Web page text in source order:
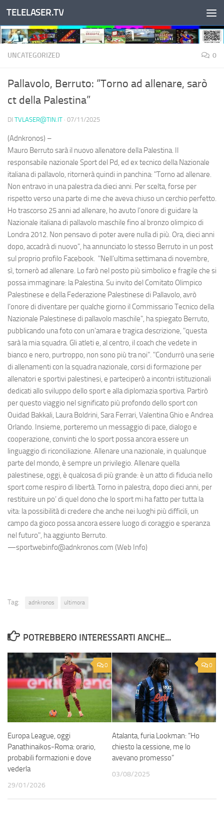
Salta al contenuto
TELELASER.TV
UNCATEGORIZED 0
Pallavolo, Berruto: “Torno ad allenare, sarò
ct della Palestina”
DI TVLASER@TIN.IT · 07/11/2025
(Adnkronos) –
Mauro Berruto sarà il nuovo allenatore della Palestina. Il
responsabile nazionale Sport del Pd, ed ex tecnico della Nazionale
italiana di pallavolo, ritornerà quindi in panchina: "Torno ad allenare.
Non entravo in una palestra da dieci anni. Per scelta, forse per
rispetto verso una parte di me che aveva chiuso un cerchio perfetto.
Ho trascorso 25 anni ad allenare, ho avuto l’onore di guidare la
Nazionale italiana di pallavolo maschile fino al bronzo olimpico di
Londra 2012. Non pensavo di poter avere nulla di più. Ora, dieci anni
dopo, accadrà di nuovo", ha annunciato lo stesso Berruto in un post
sul proprio profilo Facebook. "Nell’ultima settimana di novembre,
sì, tornerò ad allenare. Lo farò nel posto più simbolico e fragile che si
possa immaginare: la Palestina. Su invito del Comitato Olimpico
Palestinese e della Federazione Palestinese di Pallavolo, avrò
l’onore di diventare per qualche giorno il Commissario Tecnico della
Nazionale Palestinese di pallavolo maschile", ha spiegato Berruto,
pubblicando una foto con un'amara e tragica descrizione, "questa
sarà la mia squadra. Gli atleti e, al centro, il coach che vedete in
bianco e nero, purtroppo, non sono più tra noi". "Condurrò una serie
di allenamenti con la squadra nazionale, corsi di formazione per
allenatori e sportivi palestinesi, e parteciperò a incontri istituzionali
dedicati allo sviluppo dello sport e alla diplomazia sportiva. Partirò
per questo viaggio nel significato più profondo dello sport con
Ouidad Bakkali, Laura Boldrini, Sara Ferrari, Valentina Ghio e Andrea
Orlando. Insieme, porteremo un messaggio di pace, dialogo e
cooperazione, convinti che lo sport possa ancora essere un
linguaggio di riconciliazione. Allenare una nazionale, in qualunque
parte del mondo, è sempre un privilegio. Allenare quella
palestinese, oggi, è qualcosa di più grande: è un atto di fiducia nello
sport come respiro di libertà. Torno in palestra, dopo dieci anni, per
restituire un po’ di quel dono che lo sport mi ha fatto per tutta la
vita: la possibilità di credere che anche nei luoghi più difficili, un
campo da gioco possa ancora essere luogo di coraggio e speranza
nel futuro", ha aggiunto Berruto.
—sportwebinfo@adnkronos.com (Web Info)
Tag: adnkronos ultimora
POTREBBERO INTERESSARTI ANCHE...
0
Europa League, oggi
Panathinaikos-Roma: orario,
probabili formazioni e dove
vederla
29/01/2026
0
Atalanta, furia Lookman: “Ho
chiesto la cessione, me lo
avevano promesso”
03/08/2025